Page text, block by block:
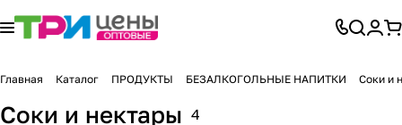
Главная Каталог ПРОДУКТЫ БЕЗАЛКОГОЛЬНЫЕ НАПИТКИ Соки и
Соки и нектары 4